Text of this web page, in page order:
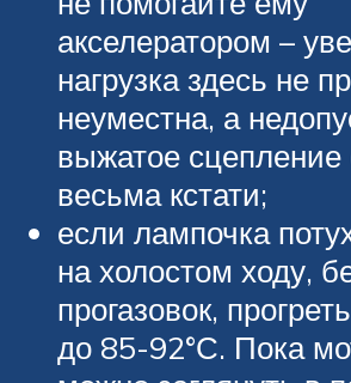
акселератором –
нагрузка здесь не
неуместна, а
выжатое сцепление
весьма кстати;
если лампочка
на холостом ходу,
прогазовок,
до 85-92°С. Пока